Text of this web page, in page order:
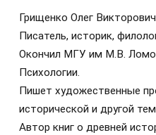
Грищенко Олег Викторович
Писатель, историк,
Окончил МГУ им М.В.
Психологии.
Пишет художественные
исторической и другой
Автор книг о древней